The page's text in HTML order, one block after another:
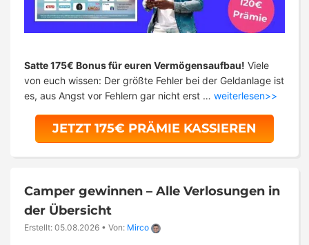
Satte 175€ Bonus für euren Vermögensaufbau! Viele
von euch wissen: Der größte Fehler bei der Geldanlage ist
es, aus Angst vor Fehlern gar nicht erst … weiterlesen>>
JETZT 175€ PRÄMIE KASSIEREN
Camper gewinnen – Alle Verlosungen in
der Übersicht
Erstellt: 05.08.2026 • Von: Mirco